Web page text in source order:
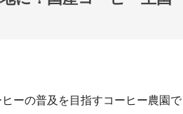
ーの普及を目指すコーヒー農園で